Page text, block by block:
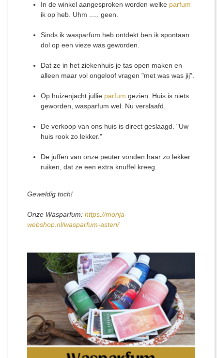
In de winkel aangesproken worden welke parfum
ik op heb. Uhm ..... geen.
Sinds ik wasparfum heb ontdekt ben ik spontaan
dol op een vieze was geworden.
Dat ze in het ziekenhuis je tas open maken en
alleen maar vol ongeloof vragen "met was was jij".
Op huizenjacht jullie parfum gezien. Huis is niets
geworden, wasparfum wel. Nu verslaafd.
De verkoop van ons huis is direct geslaagd. "Uw
huis rook zo lekker."
De juffen van onze peuter vonden haar zo lekker
ruiken, dat ze een extra knuffel kreeg.
Geweldig toch!
Onze Wasparfum: https://monja-
webshop.nl/wasparfum-asten/